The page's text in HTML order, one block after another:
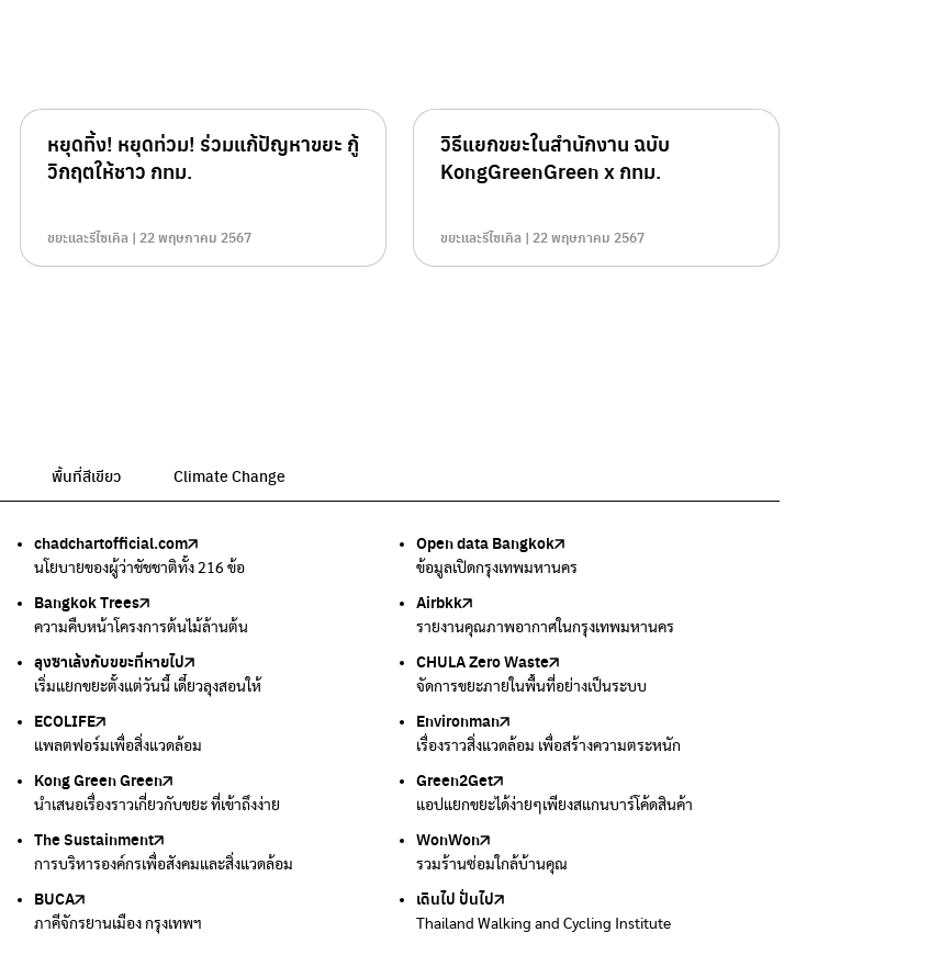
หยุดทิ้ง! หยุดท่วม! ร่วมแก้ปัญหาขยะ กู้
วิกฤตให้ชาว กทม.
ขยะและรีไซเคิล | 22 พฤษภาคม 2567
วิธีแยกขยะในสำนักงาน ฉบับ
KongGreenGreen x กทม.
ขยะและรีไซเคิล | 22 พฤษภาคม 2567
พื้นที่สีเขียว Climate Change
chadchartofficial.com
นโยบายของผู้ว่าชัชชาติทั้ง 216 ข้อ
Open data Bangkok
ข้อมูลเปิดกรุงเทพมหานคร
Bangkok Trees
ความคืบหน้าโครงการต้นไม้ล้านต้น
Airbkk
รายงานคุณภาพอากาศในกรุงเทพมหานคร
ลุงซาเล้งกับขยะที่หายไป
เริ่มแยกขยะตั้งแต่วันนี้ เดี๋ยวลุงสอนให้
CHULA Zero Waste
จัดการขยะภายในพื้นที่อย่างเป็นระบบ
ECOLIFE
แพลตฟอร์มเพื่อสิ่งแวดล้อม
Environman
เรื่องราวสิ่งแวดล้อม เพื่อสร้างความตระหนัก
Kong Green Green
นำเสนอเรื่องราวเกี่ยวกับขยะ ที่เข้าถึงง่าย
Green2Get
แอปแยกขยะได้ง่ายๆเพียงสแกนบาร์โค้ดสินค้า
The Sustainment
การบริหารองค์กรเพื่อสังคมและสิ่งแวดล้อม
WonWon
รวมร้านซ่อมใกล้บ้านคุณ
BUCA
ภาคีจักรยานเมือง กรุงเทพฯ
เดินไป ปั่นไป
Thailand Walking and Cycling Institute
BKK Zero Waste
กรุงเทพฯไม่เทรวม
ลุงซาเล้งกับขยะที่หายไป
เริ่มแยกขยะตั้งแต่วันนี้ เดี๋ยวลุงสอนให้
Green2Get
แอปแยกขยะได้ง่ายๆเพียงสแกนบาร์โค้ดสินค้า
Kong Green Green
นำเสนอเรื่องราวเกี่ยวกับขยะ ที่เข้าถึงง่าย
มูลนิธิโลกสีเขียว
สร้างโลกเขียวด้วยพลังเรียนรู้
How to ting
การแยกขยะให้สนุก
Plaplus
แพลตฟอร์มการจัดการพลาสติกชีวภาพหลังการกินดื่ม
Loopers
รวบรวมและส่งต่อเสื้อผ้ามือสองคุณภาพดี
ECOLIFE
แพลตฟอร์มเพื่อสิ่งแวดล้อม
ทิ้ง E-Waste กับ AIS
กำจัด E-waste อย่างถูกวิธี ตามจุดรับ และไปรษณีย์
มือวิเศษกรุงเทพ
บริจาคขยะไปอัพไซเคิลเป็นชุดพนักงานกวาดถนน
WonWon
รวมร้านซ่อมใกล้บ้านคุณ
Airbkk
รายงานคุณภาพอากาศในกรุงเทพมหานคร
Air4Thai
ตรวจสอบสภาพอากาศรอบตัวคุณง่ายๆ
Line Alert
แจ้งเตือนฝุ่นผ่านไลน์ เมื่อค่าฝุ่นสูง
IQAir Airvisual
แอปพลิเคชั่น "หมอชัวร์" จากกรมควบคุมโรค
สำนักสิ่งแวดล้อม กรุงเทพมหานคร
ศูนย์ข้อมูลกระจายข่าวส่งเสริมอนุรักษ์พลังงาน กทม.
เตะฝุ่น
แผนที่การระบายอากาศในช่วงสูงสุดของแต่ละวัน
Greener Bangkok 2030
โครงการเพิ่มพื้นที่สีเขียวภายในปี 2030
We park
เครือข่ายพัฒนาเมืองและชุมชนสุขภาวะ
Urban Design and Development Center
ศูนย์ออกแบบและพัฒนาผังเมือง
มูลนิธิโลกสีเขียว
สร้างโลกเขียวด้วยพลังเรียนรู้
BangkokStories
เรื่องราวในกรุงเทพโดยครีเอเตอร์
กรมควบคุมมลพิษ
แหล่งข้อมูลเกี่ยวกับมาตรฐานคุณภาพอากาศ น้ำ และเสียง
Climate Strike Thailand
เพจรณรงค์โครงการเพื่อสิ่งแวดล้อมในสังคม
สำนักสิ่งแวดล้อม กรุงเทพมหานคร
ศูนย์ข้อมูลกระจายข่าวส่งเสริมอนุรักษ์พลังงาน กทม.
กรมอุตุนิยมวิทยา
กรมควบคุมอากาศรวมถึงการแจ้งเตือนภัยพิบัติ
Net Zero Carbon
Everything about our planet and more
35 Hours Bangkok Nature Play
โครงการ 35 ชั่วโมงการเรียนรู้ธรรมชาติผ่านการเล่น